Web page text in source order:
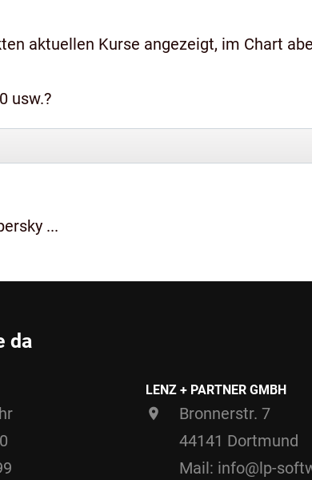
aktuellen Kurse angezeigt, im Chart
usw.?
...
da
LENZ + PARTNER GMBH
Bronnerstr. 7
44141 Dortmund
Mail: info@lp-